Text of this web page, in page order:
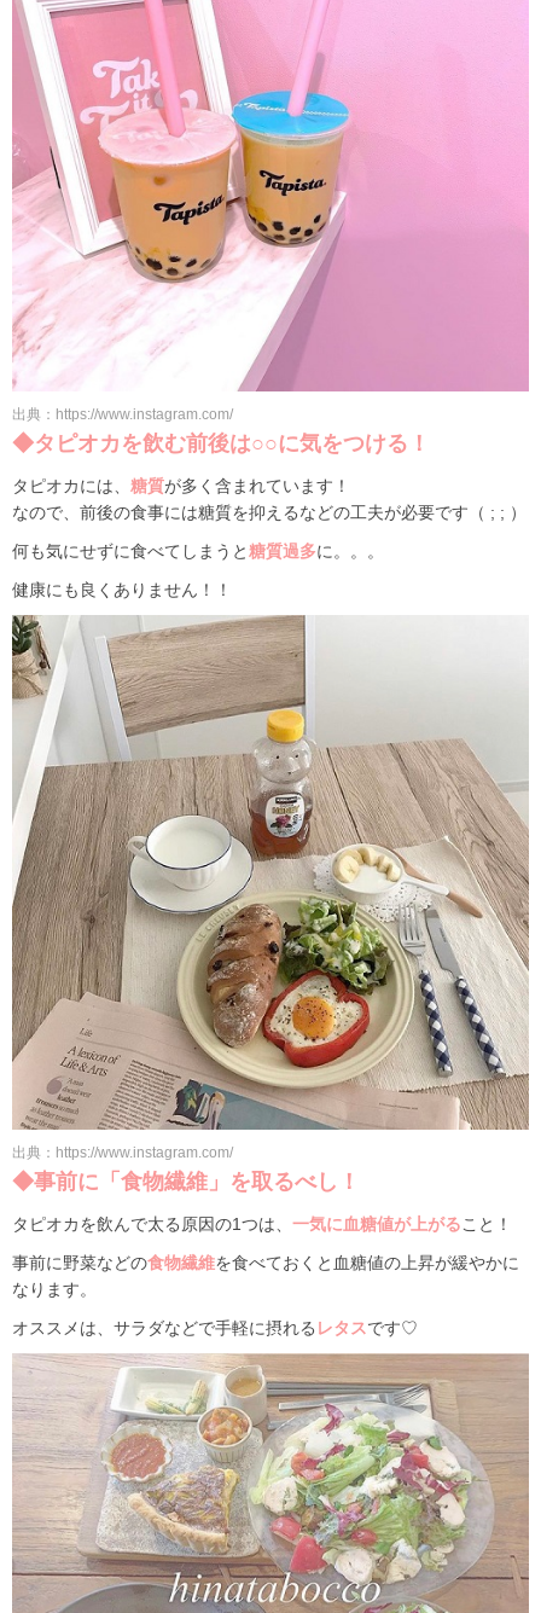
出典：https://www.instagram.com/
◆タピオカを飲む前後は○○に気をつける！
タピオカには、 糖質が多く含まれています！
なので、前後の食事には糖質を抑えるなどの工夫が必要です（ ; ; ）
何も気にせずに食べてしまうと糖質過多に。。。
健康にも良くありません！！
出典：https://www.instagram.com/
◆事前に「食物繊維」を取るべし！
タピオカを飲んで太る原因の1つは、 一気に血糖値が上がること！
事前に野菜などの食物繊維を食べておくと血糖値の上昇が緩やかに
なります。
オススメは、サラダなどで手軽に摂れる レタスです♡